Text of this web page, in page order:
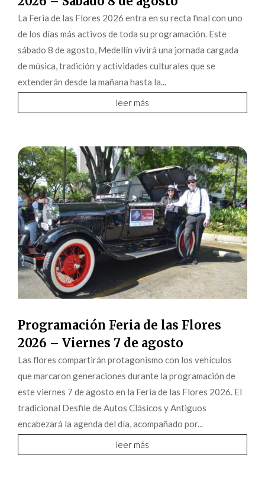
La Feria de las Flores 2026 entra en su recta final con uno
de los días más activos de toda su programación. Este
sábado 8 de agosto, Medellín vivirá una jornada cargada
de música, tradición y actividades culturales que se
extenderán desde la mañana hasta la...
leer más
Programación Feria de las Flores
2026 – Viernes 7 de agosto
Las flores compartirán protagonismo con los vehículos
que marcaron generaciones durante la programación de
este viernes 7 de agosto en la Feria de las Flores 2026. El
tradicional Desfile de Autos Clásicos y Antiguos
encabezará la agenda del día, acompañado por...
leer más